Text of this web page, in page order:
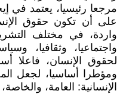
مرجعا رئيسيا، يعتمد في
على أن تكون حقوق
واردة، في مختلف
واجتماعيا، وثقافيا،
لحقوق الإنسان، فاعلا
ومؤطرا أساسيا، لجعل
الإنسانية: العامة،